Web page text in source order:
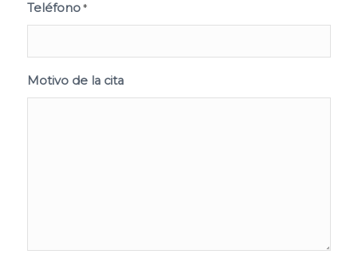
Teléfono *
Motivo de la cita